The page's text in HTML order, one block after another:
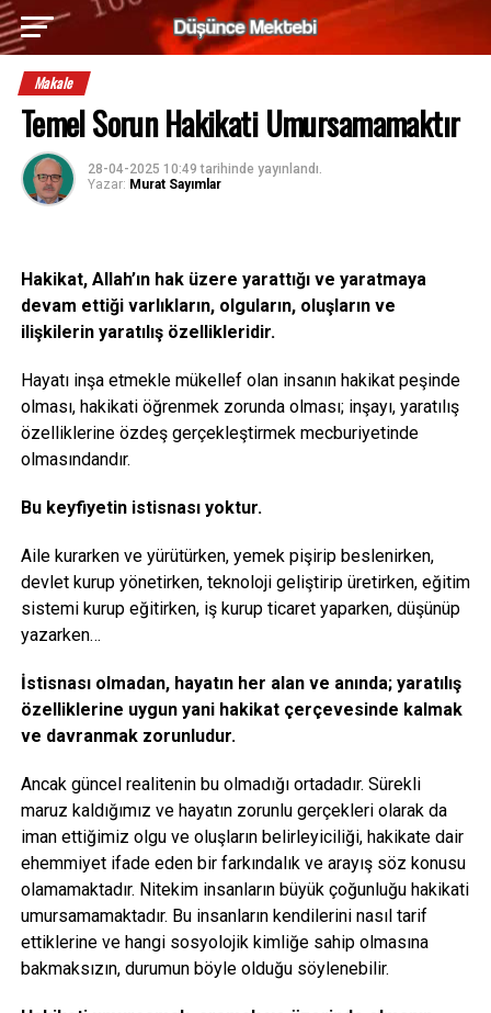
Makale
Temel Sorun Hakikati Umursamamaktır
28-04-2025 10:49 tarihinde yayınlandı.
Yazar: Murat Sayımlar
Hakikat, Allah’ın hak üzere yarattığı ve yaratmaya
devam ettiği varlıkların, olguların, oluşların ve
ilişkilerin yaratılış özellikleridir.
Hayatı inşa etmekle mükellef olan insanın hakikat peşinde
olması, hakikati öğrenmek zorunda olması; inşayı, yaratılış
özelliklerine özdeş gerçekleştirmek mecburiyetinde
olmasındandır.
Bu keyfiyetin istisnası yoktur.
Aile kurarken ve yürütürken, yemek pişirip beslenirken,
devlet kurup yönetirken, teknoloji geliştirip üretirken, eğitim
sistemi kurup eğitirken, iş kurup ticaret yaparken, düşünüp
yazarken…
İstisnası olmadan, hayatın her alan ve anında; yaratılış
özelliklerine uygun yani hakikat çerçevesinde kalmak
ve davranmak zorunludur.
Ancak güncel realitenin bu olmadığı ortadadır. Sürekli
maruz kaldığımız ve hayatın zorunlu gerçekleri olarak da
iman ettiğimiz olgu ve oluşların belirleyiciliği, hakikate dair
ehemmiyet ifade eden bir farkındalık ve arayış söz konusu
olamamaktadır. Nitekim insanların büyük çoğunluğu hakikati
umursamamaktadır. Bu insanların kendilerini nasıl tarif
ettiklerine ve hangi sosyolojik kimliğe sahip olmasına
bakmaksızın, durumun böyle olduğu söylenebilir.